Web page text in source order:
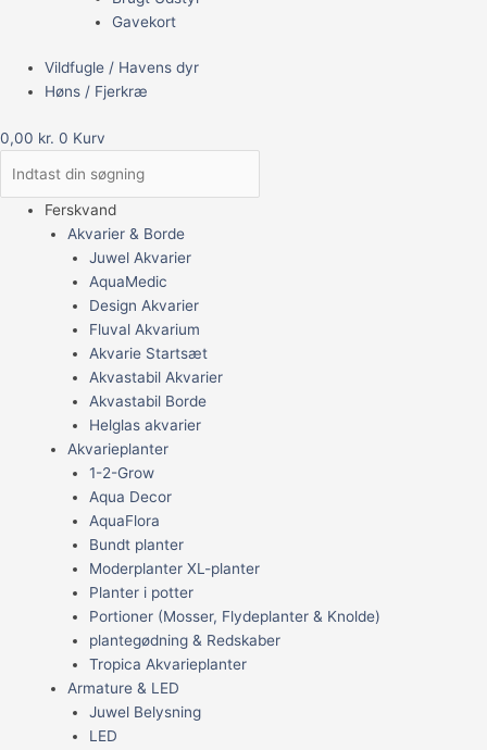
Gavekort
Vildfugle / Havens dyr
Høns / Fjerkræ
0,00 kr. 0 Kurv
Ferskvand
Akvarier & Borde
Juwel Akvarier
AquaMedic
Design Akvarier
Fluval Akvarium
Akvarie Startsæt
Akvastabil Akvarier
Akvastabil Borde
Helglas akvarier
Akvarieplanter
1-2-Grow
Aqua Decor
AquaFlora
Bundt planter
Moderplanter XL-planter
Planter i potter
Portioner (Mosser, Flydeplanter & Knolde)
plantegødning & Redskaber
Tropica Akvarieplanter
Armature & LED
Juwel Belysning
LED